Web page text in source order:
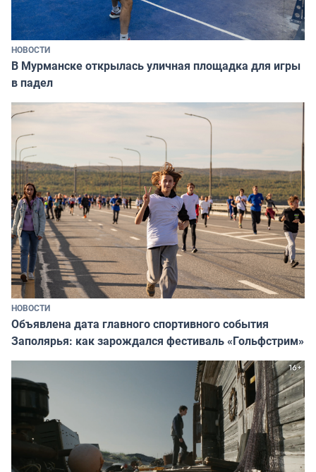
НОВОСТИ
В Мурманске открылась уличная площадка для игры
в падел
НОВОСТИ
Объявлена дата главного спортивного события
Заполярья: как зарождался фестиваль «Гольфстрим»